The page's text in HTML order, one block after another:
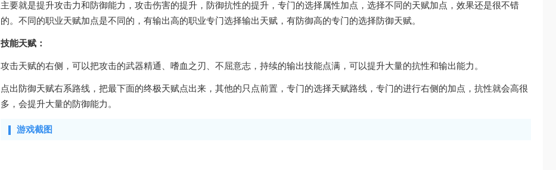
主要就是提升攻击力和防御能力，攻击伤害的提升，防御抗性的提升，专门的选择属性加点，选择不同的天赋加点，效果还是很不错
的。不同的职业天赋加点是不同的，有输出高的职业专门选择输出天赋，有防御高的专门的选择防御天赋。
技能天赋：
攻击天赋的右侧，可以把攻击的武器精通、嗜血之刃、不屈意志，持续的输出技能点满，可以提升大量的抗性和输出能力。
点出防御天赋右系路线，把最下面的终极天赋点出来，其他的只点前置，专门的选择天赋路线，专门的进行右侧的加点，抗性就会高很
多，会提升大量的防御能力。
游戏截图